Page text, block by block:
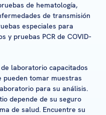
de hematología,
de transmisión
especiales para
y pruebas PCR de COVID-
laboratorio capacitados
pueden tomar muestras
para su análisis.
depende de su seguro
de salud. Encuentre su